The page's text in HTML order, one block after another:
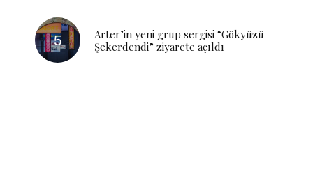
Arter’in yeni grup sergisi “Gökyüzü
Şekerdendi” ziyarete açıldı